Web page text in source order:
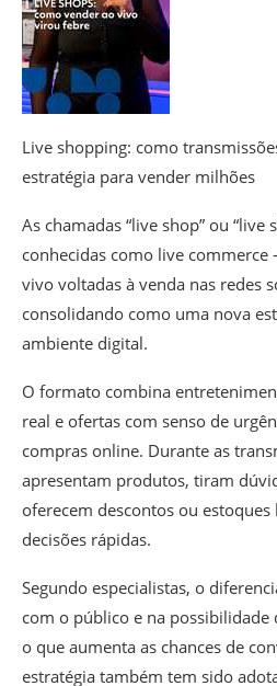
Live shopping: como
estratégia para vender milhões
As chamadas “live shop” ou
conhecidas como live
vivo voltadas à venda nas redes
consolidando como uma nova
ambiente digital.
O formato combina
real e ofertas com senso de
compras online. Durante as
apresentam produtos, tiram
oferecem descontos ou
decisões rápidas.
Segundo especialistas, o
com o público e na possibilidade
o que aumenta as chances de
estratégia também tem sido